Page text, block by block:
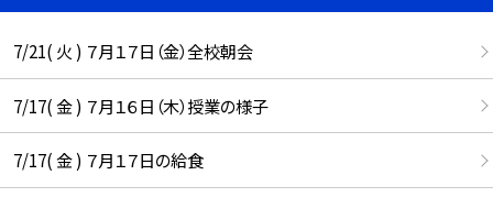
7/21( 火 ) ７月１７日（金）全校朝会
7/17( 金 ) ７月１６日（木）授業の様子
7/17( 金 ) ７月１７日の給食